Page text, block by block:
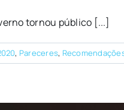
tornou público [...]
, Pareceres,